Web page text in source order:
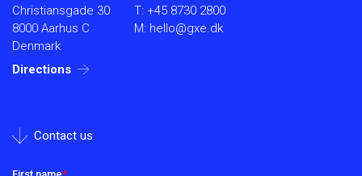
Christiansgade 30
8000 Aarhus C
Denmark
Directions
T: +45 8730 2800
M: hello@gxe.dk
Contact us